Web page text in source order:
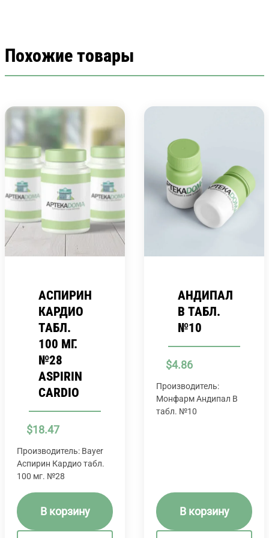
Похожие товары
АСПИРИН
КАРДИО
ТАБЛ.
100 МГ.
№28
ASPIRIN
CARDIO
$18.47
Производитель: Bayer
Аспирин Кардио табл.
100 мг. №28
В корзину
АНДИПАЛ
B ТАБЛ.
№10
$4.86
Производитель:
Монфарм Андипал B
табл. №10
В корзину